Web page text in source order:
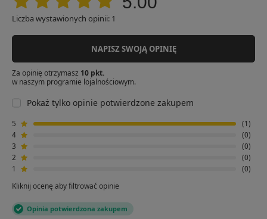
Liczba wystawionych opinii: 1
NAPISZ SWOJĄ OPINIĘ
Za opinię otrzymasz 10 pkt.
w naszym programie lojalnościowym.
Pokaż tylko opinie potwierdzone zakupem
5
1
4
0
3
0
2
0
1
0
Kliknij ocenę aby filtrować opinie
Opinia potwierdzona zakupem